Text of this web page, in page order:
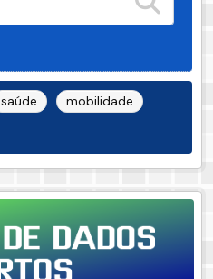
saúde
mobilidade